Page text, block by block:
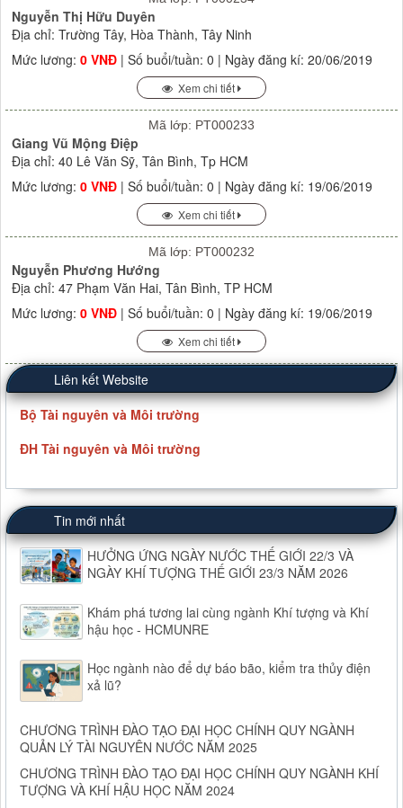
Nguyễn Thị Hữu Duyên
Địa chỉ: Trường Tây, Hòa Thành, Tây Ninh
Mức lương: 0 VNĐ | Số buổi/tuần: 0 | Ngày đăng kí: 20/06/2019
Xem chi tiết
Mã lớp: PT000233
Giang Vũ Mộng Điệp
Địa chỉ: 40 Lê Văn Sỹ, Tân Bình, Tp HCM
Mức lương: 0 VNĐ | Số buổi/tuần: 0 | Ngày đăng kí: 19/06/2019
Xem chi tiết
Mã lớp: PT000232
Nguyễn Phương Hướng
Địa chỉ: 47 Phạm Văn Hai, Tân Bình, TP HCM
Mức lương: 0 VNĐ | Số buổi/tuần: 0 | Ngày đăng kí: 19/06/2019
Xem chi tiết
Liên kết Website
Bộ Tài nguyên và Môi trường
ĐH Tài nguyên và Môi trường
Tin mới nhất
HƯỞNG ỨNG NGÀY NƯỚC THẾ GIỚI 22/3 VÀ
NGÀY KHÍ TƯỢNG THẾ GIỚI 23/3 NĂM 2026
Khám phá tương lai cùng ngành Khí tượng và Khí
hậu học - HCMUNRE
Học ngành nào để dự báo bão, kiểm tra thủy điện
xả lũ?
CHƯƠNG TRÌNH ĐÀO TẠO ĐẠI HỌC CHÍNH QUY NGÀNH
QUẢN LÝ TÀI NGUYÊN NƯỚC NĂM 2025
CHƯƠNG TRÌNH ĐÀO TẠO ĐẠI HỌC CHÍNH QUY NGÀNH KHÍ
TƯỢNG VÀ KHÍ HẬU HỌC NĂM 2024